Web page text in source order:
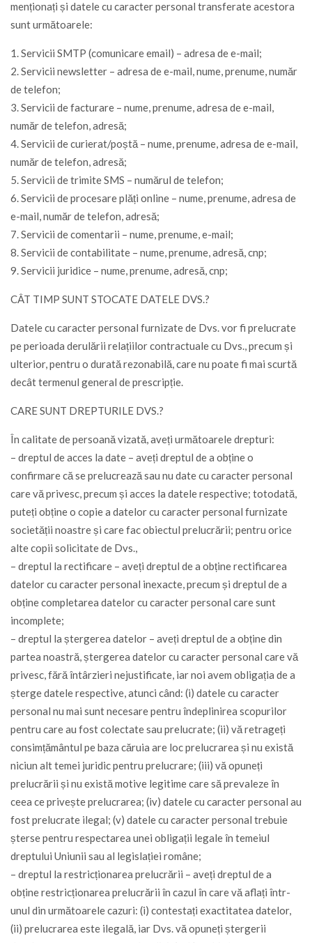
menționați și datele cu caracter personal transferate acestora
sunt următoarele:
1. Servicii SMTP (comunicare email) – adresa de e-mail;
2. Servicii newsletter – adresa de e-mail, nume, prenume, număr
de telefon;
3. Servicii de facturare – nume, prenume, adresa de e-mail,
număr de telefon, adresă;
4. Servicii de curierat/poștă – nume, prenume, adresa de e-mail,
număr de telefon, adresă;
5. Servicii de trimite SMS – numărul de telefon;
6. Servicii de procesare plăți online – nume, prenume, adresa de
e-mail, număr de telefon, adresă;
7. Servicii de comentarii – nume, prenume, e-mail;
8. Servicii de contabilitate – nume, prenume, adresă, cnp;
9. Servicii juridice – nume, prenume, adresă, cnp;
CÂT TIMP SUNT STOCATE DATELE DVS.?
Datele cu caracter personal furnizate de Dvs. vor fi prelucrate
pe perioada derulării relațiilor contractuale cu Dvs., precum și
ulterior, pentru o durată rezonabilă, care nu poate fi mai scurtă
decât termenul general de prescripție.
CARE SUNT DREPTURILE DVS.?
În calitate de persoană vizată, aveți următoarele drepturi:
– dreptul de acces la date – aveți dreptul de a obține o
confirmare că se prelucrează sau nu date cu caracter personal
care vă privesc, precum și acces la datele respective; totodată,
puteți obține o copie a datelor cu caracter personal furnizate
societății noastre și care fac obiectul prelucrării; pentru orice
alte copii solicitate de Dvs.,
– dreptul la rectificare – aveți dreptul de a obține rectificarea
datelor cu caracter personal inexacte, precum și dreptul de a
obține completarea datelor cu caracter personal care sunt
incomplete;
– dreptul la ștergerea datelor – aveți dreptul de a obține din
partea noastră, ștergerea datelor cu caracter personal care vă
privesc, fără întârzieri nejustificate, iar noi avem obligația de a
șterge datele respective, atunci când: (i) datele cu caracter
personal nu mai sunt necesare pentru îndeplinirea scopurilor
pentru care au fost colectate sau prelucrate; (ii) vă retrageți
consimțământul pe baza căruia are loc prelucrarea și nu există
niciun alt temei juridic pentru prelucrare; (iii) vă opuneți
prelucrării și nu există motive legitime care să prevaleze în
ceea ce privește prelucrarea; (iv) datele cu caracter personal au
fost prelucrate ilegal; (v) datele cu caracter personal trebuie
șterse pentru respectarea unei obligații legale în temeiul
dreptului Uniunii sau al legislației române;
– dreptul la restricționarea prelucrării – aveți dreptul de a
obține restricționarea prelucrării în cazul în care vă aflați într-
unul din următoarele cazuri: (i) contestați exactitatea datelor,
(ii) prelucrarea este ilegală, iar Dvs. vă opuneți ștergerii